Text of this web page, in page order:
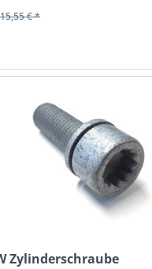
€ *
Zylinderschraube